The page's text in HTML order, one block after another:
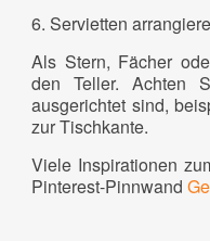
6. Servietten
Als Stern, Fächer
den Teller. Achten
ausgerichtet sind,
zur Tischkante.
Viele Inspirationen
Pinterest-Pinnwand